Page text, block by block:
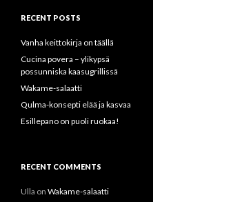
RECENT POSTS
Vanha keittokirja on täällä
Cucina povera – ylikypsä
possunniska kaasugrillissä
Wakame-salaatti
Qulma-konsepti elää ja kasvaa
Esillepano on puoli ruokaa!
RECENT COMMENTS
Ulla on Wakame-salaatti